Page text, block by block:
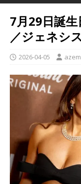
7月29日誕
／ジェネシ
2026-04-05